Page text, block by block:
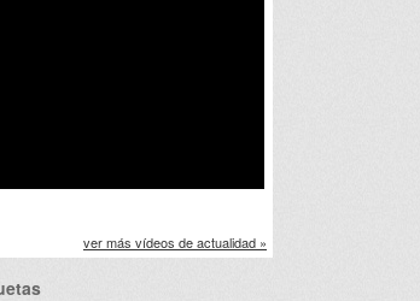
ver más vídeos de actualidad »